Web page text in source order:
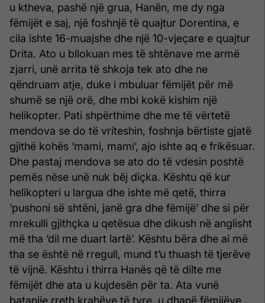
u ktheva, pashë një grua, Hanën, me dy nga
fëmijët e saj, një foshnjë të quajtur Dorentina, e
cila ishte 16-muajshe dhe një 10-vjeçare e quajtur
Drita. Ato u bllokuan mes të shtënave me armë
zjarri, unë arrita të shkoja tek ato dhe ne
qëndruam atje, duke i mbuluar fëmijët për më
shumë se një orë, dhe mbi kokë kishim një
helikopter. Pati shpërthime dhe me të vërtetë
mendova se do të vriteshin, foshnja bërtiste gjatë
gjithë kohës ‘mami, mami’, ajo ishte aq e frikësuar.
Dhe pastaj mendova se ato do të vdesin poshtë
pemës nëse unë nuk bëj diçka. Kështu që kur
helikopteri u largua dhe ishte më qetë, thirra
‘pushoni së shtëni, janë gra dhe fëmijë’ dhe si për
mrekulli gjithçka u qetësua dhe dikush në anglisht
më tha ‘dil me duart lartë’. Kështu bëra dhe ai më
tha se është në rregull, mund t’u thuash të tjerëve
të vijnë. Kështu i thirra Hanës që të dilte me
fëmijët dhe ata u kujdesën për ta. Ata vunë
batanije rreth krahëve të tyre, u dhanë fëmijëve